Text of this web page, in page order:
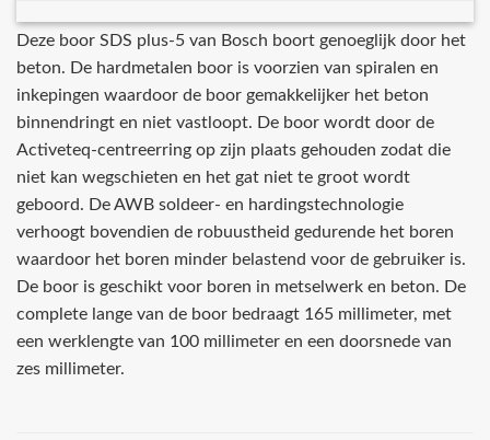
Deze boor SDS plus-5 van Bosch boort genoeglijk door het
beton. De hardmetalen boor is voorzien van spiralen en
inkepingen waardoor de boor gemakkelijker het beton
binnendringt en niet vastloopt. De boor wordt door de
Activeteq-centreerring op zijn plaats gehouden zodat die
niet kan wegschieten en het gat niet te groot wordt
geboord. De AWB soldeer- en hardingstechnologie
verhoogt bovendien de robuustheid gedurende het boren
waardoor het boren minder belastend voor de gebruiker is.
De boor is geschikt voor boren in metselwerk en beton. De
complete lange van de boor bedraagt 165 millimeter, met
een werklengte van 100 millimeter en een doorsnede van
zes millimeter.